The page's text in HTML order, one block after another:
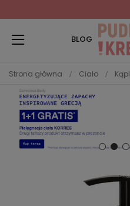
BLOG
Strona główna Ciało